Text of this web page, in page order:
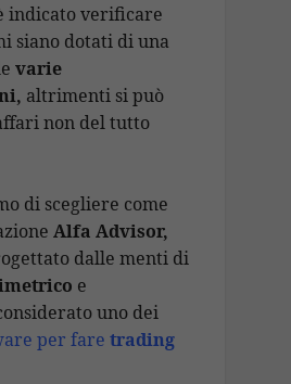
indicato verificare
siano dotati di una
varie
altrimenti si può
non del tutto
di scegliere come
Alfa Advisor,
dalle menti di
e
uno dei
per fare trading